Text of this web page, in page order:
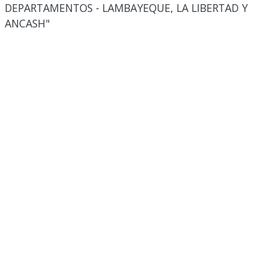
DEPARTAMENTOS - LAMBAYEQUE, LA LIBERTAD Y
ANCASH"